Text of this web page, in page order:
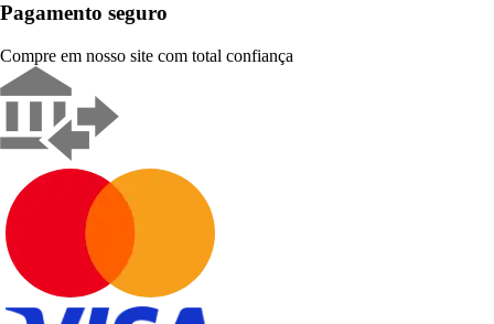
Pagamento seguro
Compre em nosso site com total confiança